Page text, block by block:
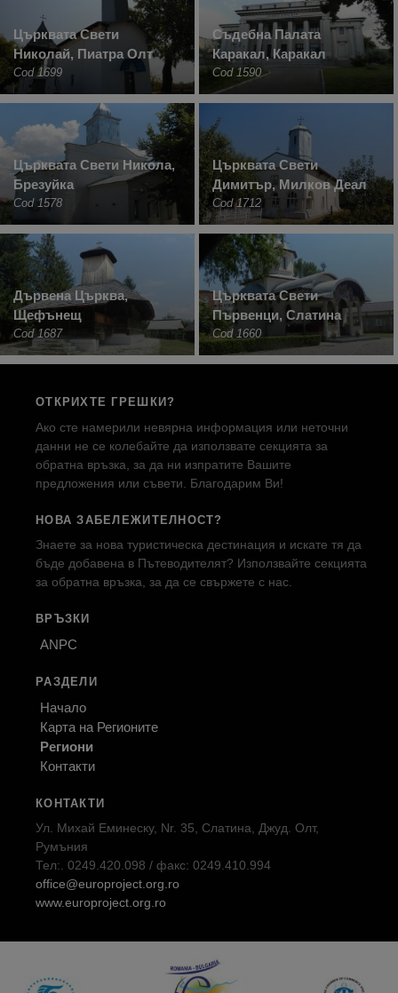
Църквата Свети
Николай, Пиатра Олт
Cod 1699
Съдебна Палата
Каракал, Каракал
Cod 1590
Църквата Свети Никола,
Брезуйка
Cod 1578
Църквата Свети
Димитър, Милков Деал
Cod 1712
Дървена Църква,
Щефънещ
Cod 1687
Църквата Свети
Първенци, Слатина
Cod 1660
ОТКРИХТЕ ГРЕШКИ?
Ако сте намерили невярна информация или неточни
данни не се колебайте да използвате секцията за
обратна връзка, за да ни изпратите Вашите
предложения или съвети. Благодарим Ви!
НОВА ЗАБЕЛЕЖИТЕЛНОСТ?
Знаете за нова туристическа дестинация и искате тя да
бъде добавена в Пътеводителят? Използвайте секцията
за обратна връзка, за да се свържете с нас.
ВРЪЗКИ
ANPC
РАЗДЕЛИ
Начало
Карта на Регионите
Региони
Контакти
КОНТАКТИ
Ул. Михай Еминеску, Nr. 35, Слатина, Джуд. Олт,
Румъния
Тел:. 0249.420.098 / факс: 0249.410.994
office@europroject.org.ro
www.europroject.org.ro